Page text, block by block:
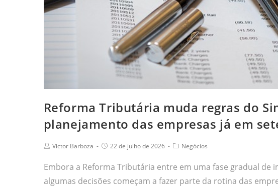
Reforma Tributária muda regras do
planejamento das empresas já em
Victor Barboza 22 de julho de 2026 Negócios
Embora a Reforma Tributária entre em uma fase gradual de
algumas decisões começam a fazer parte da rotina das